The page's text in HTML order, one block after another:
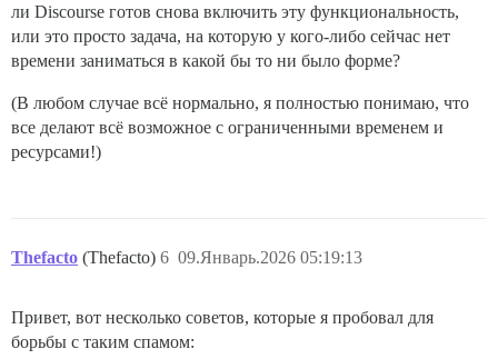
ли Discourse готов снова включить эту функциональность,
или это просто задача, на которую у кого-либо сейчас нет
времени заниматься в какой бы то ни было форме?
(В любом случае всё нормально, я полностью понимаю, что
все делают всё возможное с ограниченными временем и
ресурсами!)
Thefacto (Thefacto) 09.Январь.2026 05:19:13
6
Привет, вот несколько советов, которые я пробовал для
борьбы с таким спамом: